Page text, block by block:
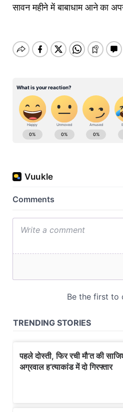
सावन महीने में बाबाधाम आने का